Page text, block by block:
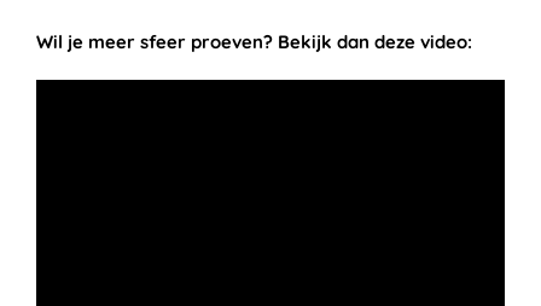
Wil je meer sfeer proeven? Bekijk dan deze video: